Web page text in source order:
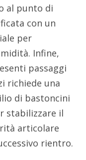
al punto di
con un
per
Infine,
passaggi
richiede una
di bastoncini
stabilizzare il
articolare
rientro.